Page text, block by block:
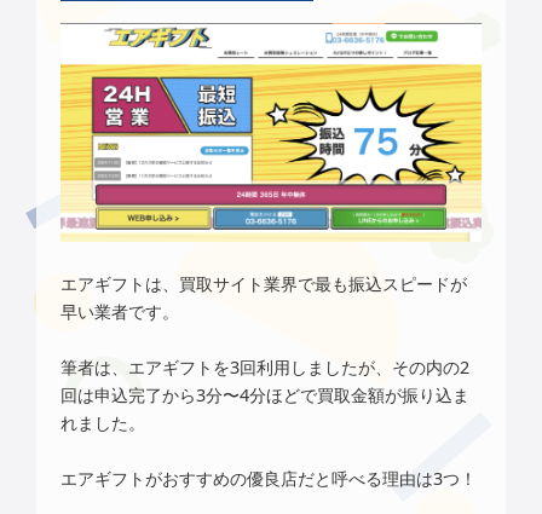
エアギフト は、買取サイト業界で最も振込スピードが
早い業者です。
筆者は、エアギフトを3回利用しましたが、その内の2
回は申込完了から3分〜4分ほどで買取金額が振り込ま
れました。
エアギフトがおすすめの優良店だと呼べる理由は3つ！